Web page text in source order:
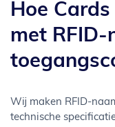
Hoe
met
Wij maken RFID-
technische